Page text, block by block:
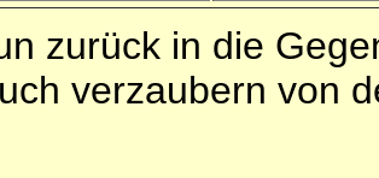
zurück in die
verzaubern von